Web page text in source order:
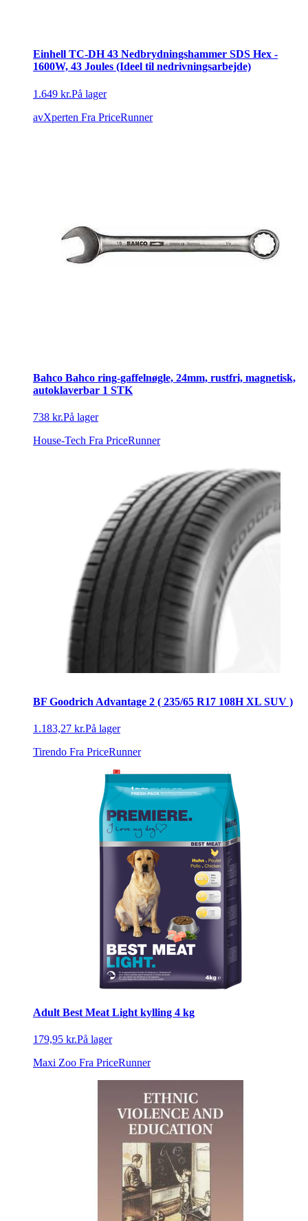
Einhell TC-DH 43 Nedbrydningshammer SDS Hex -
1600W, 43 Joules (Ideel til nedrivningsarbejde)
1.649 kr.På lager
avXperten Fra PriceRunner
Bahco Bahco ring-gaffelnøgle, 24mm, rustfri, magnetisk,
autoklaverbar 1 STK
738 kr.På lager
House-Tech Fra PriceRunner
BF Goodrich Advantage 2 ( 235/65 R17 108H XL SUV )
1.183,27 kr.På lager
Tirendo Fra PriceRunner
Adult Best Meat Light kylling 4 kg
179,95 kr.På lager
Maxi Zoo Fra PriceRunner